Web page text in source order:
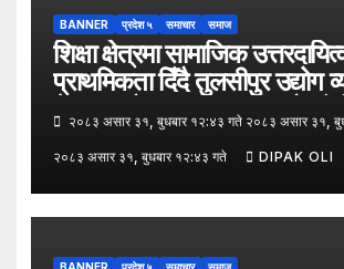
BANNER प्रदेश ५ समाचार समाज
शिक्षा क्षेत्रमा सामाजिक
प्राथमिकता दिँदै तुलसीपुर उद्योग
नेपाल उद्योग व्यापार महासंघको
दिवसको अवसर पारेर तुलसीपुर
उपमहानगरपालिका–५, गैरापातु
जनश्रमिक आ बि विद्यालयका
कापी तथा कलम वितरण गरेको छ।
२०८३ असार ३१, बुधबार १२:४३ गते २०८३ असार ३१,
२०८३ असार ३१, बुधबार १२:४३ गते DIPAK OLI